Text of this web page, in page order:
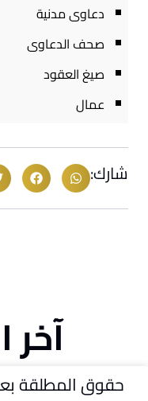
دعاوى مدنية
صحف الدعاوى
صيغ العقود
عمال
شارك:
آخر
حقوق المطلقة